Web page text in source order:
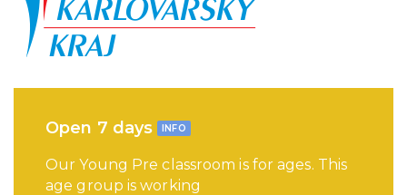
Open 7 days INFO
Our Young Pre classroom is for ages. This
age group is working